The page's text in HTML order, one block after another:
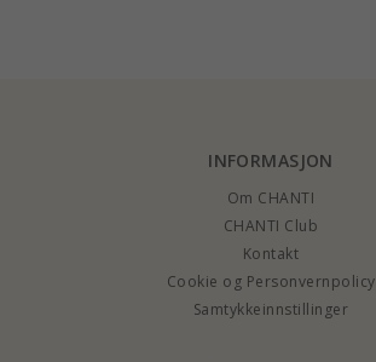
INFORMASJON
Om CHANTI
CHANTI Club
Kontakt
Cookie og Personvernpolicy
Samtykkeinnstillinger